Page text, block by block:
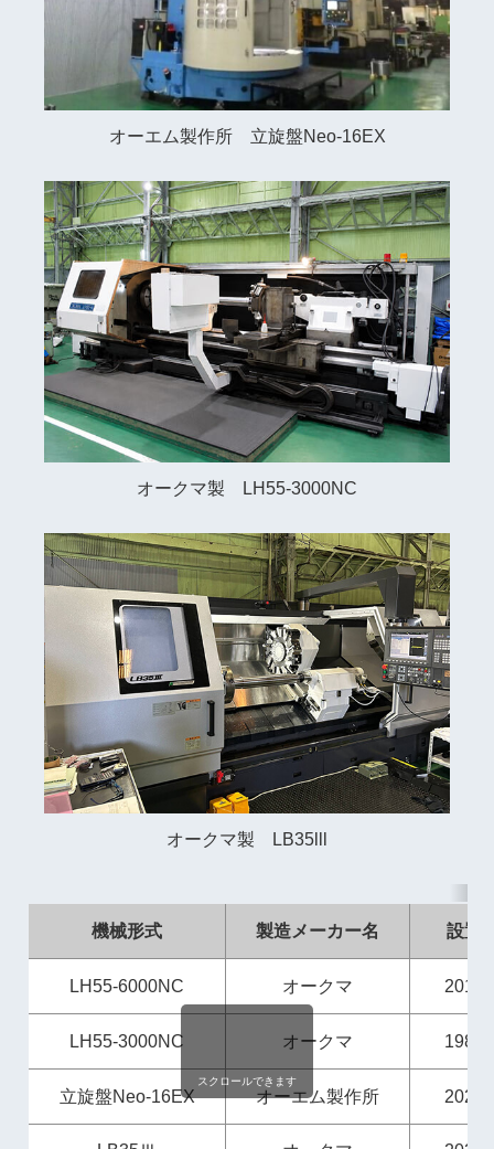
オーエム製作所 立旋盤Neo-16EX
オークマ製 LH55-3000NC
オークマ製 LB35lll
機械形式 製造メーカー名 設置
LH55-6000NC オークマ 2016
LH55-3000NC オークマ 1989
立旋盤Neo-16EX オーエム製作所 2022
スクロールできます